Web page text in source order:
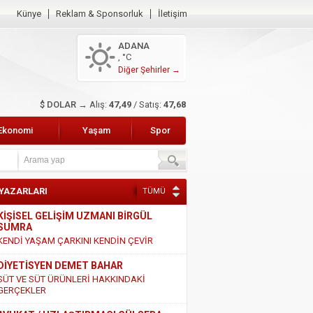
Künye Reklam & Sponsorluk İletişim
ADANA
, °C
Diğer Şehirler →
$ DOLAR → Alış: 47,49 / Satış: 47,68
Yaşam Spor
TÜMÜ
KİŞİSEL GELİŞİM UZMANI BİRGÜL
YAŞAM ÇARKINI KENDİN ÇEVİR
DİYETİSYEN DEMET BAHAR
VE SÜT ÜRÜNLERİ HAKKINDAKİ